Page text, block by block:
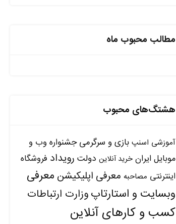
مطالب محبوب ماه
هشتگ‌های محبوب
آموزشی اسنپ بازی و سرگرمی جشنواره وب و
موبایل ایران خرید آنلاین دولت رویداد فروشگاه
اینترنتی مصاحبه معرفی اپلیکیشن معرفی
وبسایت و استارتاپوزارت ارتباطات
کسب و کارهای آنلاین